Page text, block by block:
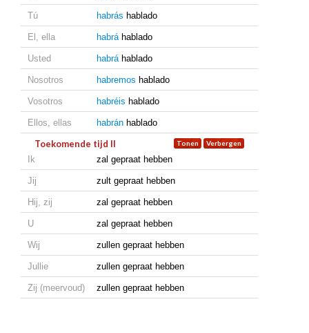
Tú habrás hablado
El, ella habráhablado
Usted habráhablado
Nosotros habremos hablado
Vosotros habréis hablado
Ellos, ellas habrán hablado
Toekomende tijd II
Ik zal gepraat hebben
Jij zult gepraat hebben
Hij, zij zal gepraat hebben
U zal gepraat hebben
Wij zullen gepraat hebben
Jullie zullen gepraat hebben
Zij (meervoud) zullen gepraat hebben